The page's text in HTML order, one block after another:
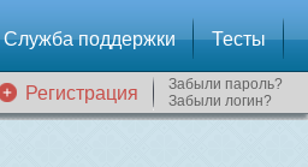
Служба поддержки Тесты
Регистрация
Забыли пароль?
Забыли логин?